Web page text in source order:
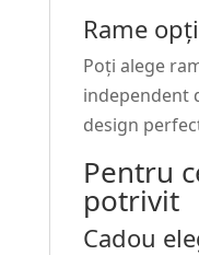
Rame
Poți alege
independent
design
Pentru
potrivit
Cadou